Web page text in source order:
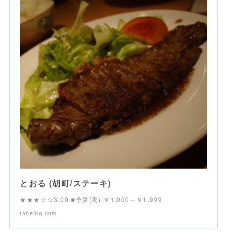
とおる (胡町/ステーキ)
★★★☆☆3.00 ■予算(夜):￥1,000～￥1,999
tabelog.com